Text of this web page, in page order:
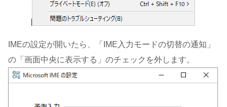
IMEの設定が開いたら、「IME入力モードの切替の通知」
の「画面中央に表示する」のチェックを外します。